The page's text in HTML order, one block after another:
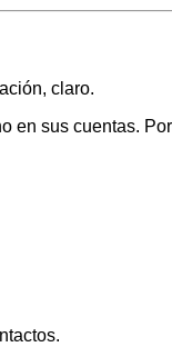
claro.
en sus cuentas.